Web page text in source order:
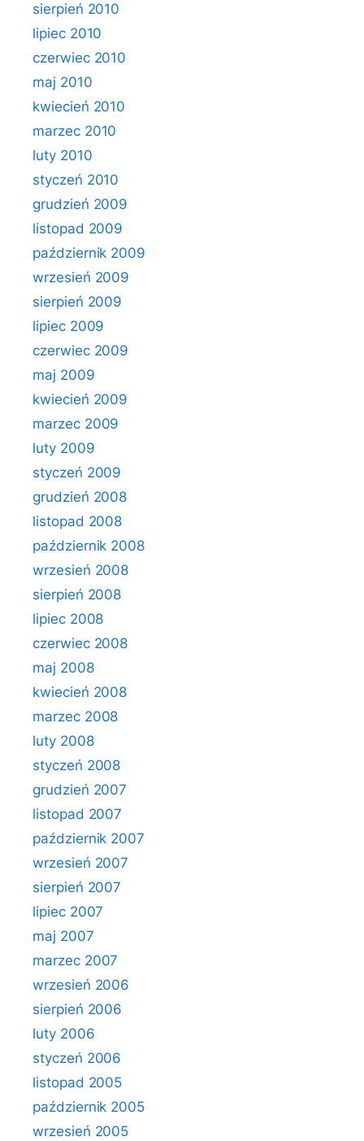
sierpień 2010
lipiec 2010
czerwiec 2010
maj 2010
kwiecień 2010
marzec 2010
luty 2010
styczeń 2010
grudzień 2009
listopad 2009
październik 2009
wrzesień 2009
sierpień 2009
lipiec 2009
czerwiec 2009
maj 2009
kwiecień 2009
marzec 2009
luty 2009
styczeń 2009
grudzień 2008
listopad 2008
październik 2008
wrzesień 2008
sierpień 2008
lipiec 2008
czerwiec 2008
maj 2008
kwiecień 2008
marzec 2008
luty 2008
styczeń 2008
grudzień 2007
listopad 2007
październik 2007
wrzesień 2007
sierpień 2007
lipiec 2007
maj 2007
marzec 2007
wrzesień 2006
sierpień 2006
luty 2006
styczeń 2006
listopad 2005
październik 2005
wrzesień 2005